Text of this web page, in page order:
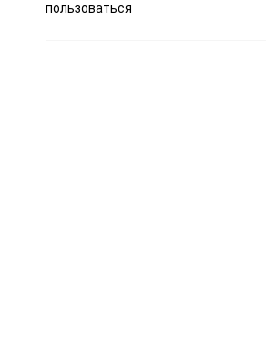
пользоваться